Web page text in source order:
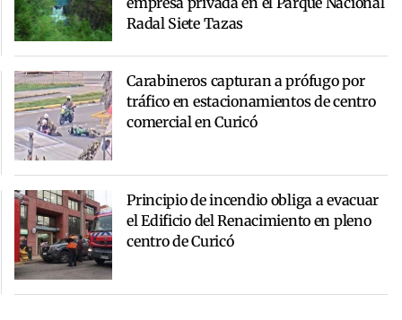
Radal Siete Tazas
Carabineros capturan a prófugo por
tráfico en estacionamientos de centro
comercial en Curicó
Principio de incendio obliga a evacuar
el Edificio del Renacimiento en pleno
centro de Curicó